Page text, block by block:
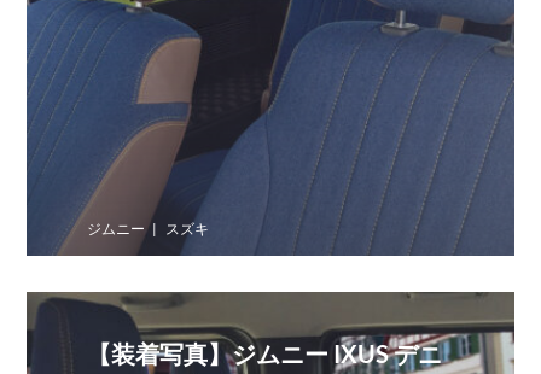
ジムニー スズキ
【装着写真】ジムニー IXUS デニ